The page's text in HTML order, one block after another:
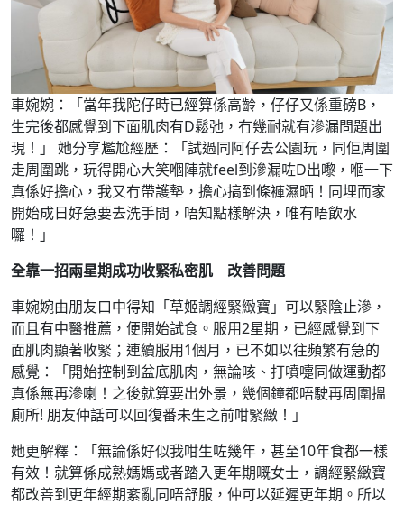
車婉婉：「當年我陀仔時已經算係高齡，仔仔又係重磅B，
生完後都感覺到下面肌肉有D鬆弛，冇幾耐就有滲漏問題出
現！」 她分享尷尬經歷：「試過同阿仔去公園玩，同佢周圍
走周圍跳，玩得開心大笑嗰陣就feel到滲漏咗D出嚟，嗰一下
真係好擔心，我又冇帶護墊，擔心搞到條褲濕晒！同埋而家
開始成日好急要去洗手間，唔知點樣解決，唯有唔飲水
囉！」
全靠一招兩星期成功收緊私密肌 改善問題
車婉婉由朋友口中得知「草姬調經緊緻寶」可以緊陰止滲，
而且有中醫推薦，便開始試食。服用2星期，已經感覺到下
面肌肉顯著收緊；連續服用1個月，已不如以往頻繁有急的
感覺：「開始控制到盆底肌肉，無論咳、打噴嚏同做運動都
真係無再滲喇！之後就算要出外景，幾個鐘都唔駛再周圍搵
廁所! 朋友仲話可以回復番未生之前咁緊緻！」
她更解釋：「無論係好似我咁生咗幾年，甚至10年食都一樣
有效！就算係成熟媽媽或者踏入更年期嘅女士，調經緊緻寶
都改善到更年經期紊亂同唔舒服，仲可以延遲更年期。所以